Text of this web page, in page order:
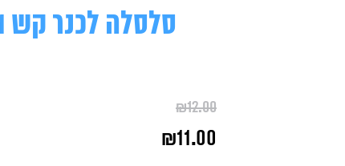
סלסלה לכנר קש 1 יחידה
₪12.00
המקורי
₪11.00